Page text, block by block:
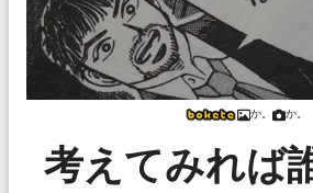
か。 か。
考えてみれば